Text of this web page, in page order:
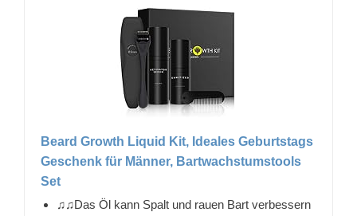
Beard Growth Liquid Kit, Ideales Geburtstags
Geschenk für Männer, Bartwachstumstools
Set
♫♫Das Öl kann Spalt und rauen Bart verbessern